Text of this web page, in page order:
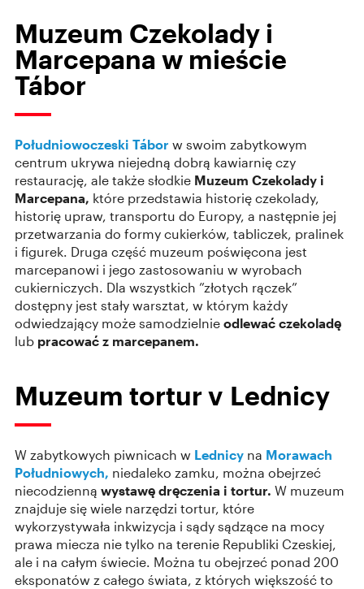
Muzeum Czekolady i
Marcepana w mieście
Tábor
Południowoczeski Tábor w swoim zabytkowym
centrum ukrywa niejedną dobrą kawiarnię czy
restaurację, ale także słodkie Muzeum Czekolady i
Marcepana, które przedstawia historię czekolady,
historię upraw, transportu do Europy, a następnie jej
przetwarzania do formy cukierków, tabliczek, pralinek
i figurek. Druga część muzeum poświęcona jest
marcepanowi i jego zastosowaniu w wyrobach
cukierniczych. Dla wszystkich ”złotych rączek”
dostępny jest stały warsztat, w którym każdy
odwiedzający może samodzielnie odlewać czekoladę
lub pracować z marcepanem.
Muzeum tortur v Lednicy
W zabytkowych piwnicach w Lednicy na Morawach
Południowych, niedaleko zamku, można obejrzeć
niecodzienną wystawę dręczenia i tortur. W muzeum
znajduje się wiele narzędzi tortur, które
wykorzystywała inkwizycja i sądy sądzące na mocy
prawa miecza nie tylko na terenie Republiki Czeskiej,
ale i na całym świecie. Można tu obejrzeć ponad 200
eksponatów z całego świata, z których większość to